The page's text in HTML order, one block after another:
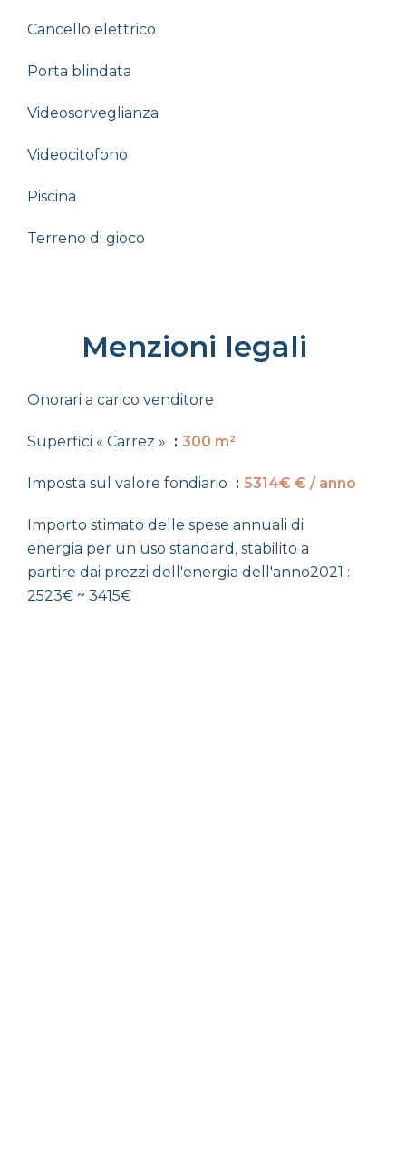
Cancello elettrico
Porta blindata
Videosorveglianza
Videocitofono
Piscina
Terreno di gioco
Menzioni legali
Onorari a carico venditore
Superfici « Carrez » 300 m²
Imposta sul valore fondiario 5314€ € / anno
Importo stimato delle spese annuali di
energia per un uso standard, stabilito a
partire dai prezzi dell'energia dell'anno2021 :
2523€ ~ 3415€